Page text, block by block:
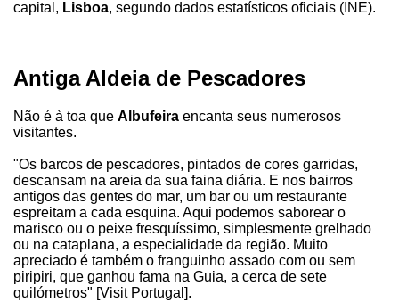
capital, Lisboa, segundo dados estatísticos oficiais (INE).
Antiga Aldeia de Pescadores
Não é à toa que Albufeira encanta seus numerosos
visitantes.
"Os barcos de pescadores, pintados de cores garridas,
descansam na areia da sua faina diária. E nos bairros
antigos das gentes do mar, um bar ou um restaurante
espreitam a cada esquina. Aqui podemos saborear o
marisco ou o peixe fresquíssimo, simplesmente grelhado
ou na cataplana, a especialidade da região. Muito
apreciado é também o franguinho assado com ou sem
piripiri, que ganhou fama na Guia, a cerca de sete
quilómetros" [Visit Portugal].